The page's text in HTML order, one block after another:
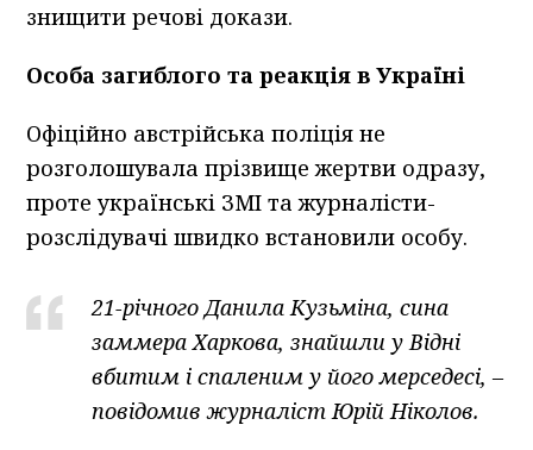
знищити речові докази.
Особа загиблого та реакція в Україні
Офіційно австрійська поліція не
розголошувала прізвище жертви одразу,
проте українські ЗМІ та журналісти-
розслідувачі швидко встановили особу.
21-річного Данила Кузьміна, сина
заммера Харкова, знайшли у Відні
вбитим і спаленим у його мерседесі, –
повідомив журналіст Юрій Ніколов.